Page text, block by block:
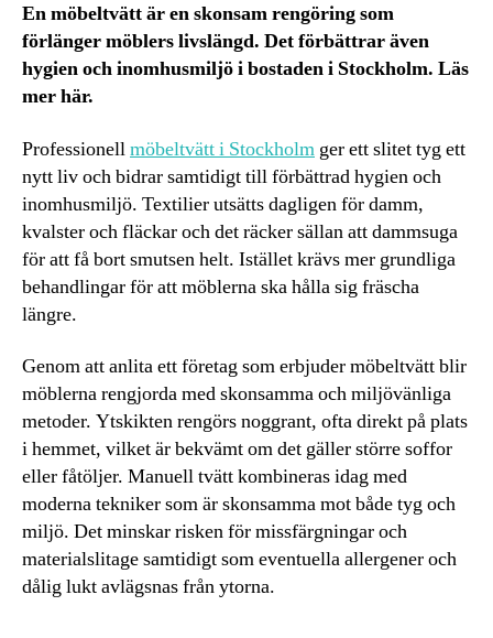
En möbeltvätt är en skonsam rengöring som
förlänger möblers livslängd. Det förbättrar även
hygien och inomhusmiljö i bostaden i Stockholm. Läs
mer här.
Professionellmöbeltvätt i Stockholm ger ett slitet tyg ett
nytt liv och bidrar samtidigt till förbättrad hygien och
inomhusmiljö. Textilier utsätts dagligen för damm,
kvalster och fläckar och det räcker sällan att dammsuga
för att få bort smutsen helt. Istället krävs mer grundliga
behandlingar för att möblerna ska hålla sig fräscha
längre.
Genom att anlita ett företag som erbjuder möbeltvätt blir
möblerna rengjorda med skonsamma och miljövänliga
metoder. Ytskikten rengörs noggrant, ofta direkt på plats
i hemmet, vilket är bekvämt om det gäller större soffor
eller fåtöljer. Manuell tvätt kombineras idag med
moderna tekniker som är skonsamma mot både tyg och
miljö. Det minskar risken för missfärgningar och
materialslitage samtidigt som eventuella allergener och
dålig lukt avlägsnas från ytorna.